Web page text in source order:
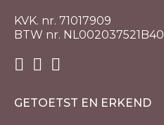
KVK. nr. 71017909
BTW nr. NL002037521B40
GETOETST EN ERKEND